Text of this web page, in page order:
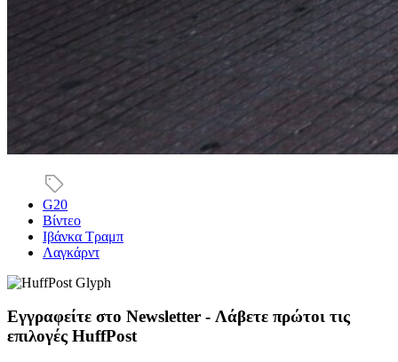
G20
Βίντεο
Ιβάνκα Τραμπ
Λαγκάρντ
Εγγραφείτε στο Newsletter - Λάβετε πρώτοι τις
επιλογές HuffPost